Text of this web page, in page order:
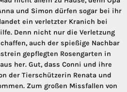
und Simon dürfen sogar bei ihr
ein verletzter Kranich bei
Denn nicht nur die Verletzung
auch der spießige Nachbar
gepflegten Rosengarten in
her. Gut, dass Conni und ihre
der Tierschützerin Renata und
Zum großen Missfallen von